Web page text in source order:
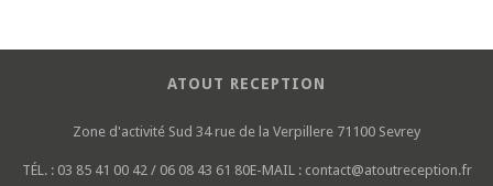
ATOUT RECEPTION
Zone d'activité Sud 34 rue de la Verpillere 71100 Sevrey
TÉL. : 03 85 41 00 42 / 06 08 43 61 80E-MAIL : contact@atoutreception.fr